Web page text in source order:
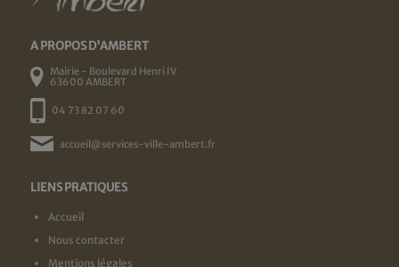
A PROPOS D'AMBERT
Mairie - Boulevard Henri IV
63600 AMBERT
04 73 82 07 60
accueil@services-ville-ambert.fr
LIENS PRATIQUES
Accueil
Nous contacter
Mentions légales